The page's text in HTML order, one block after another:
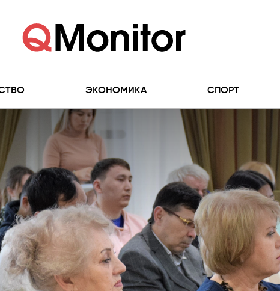
ЭКОНОМИКА СПОРТ